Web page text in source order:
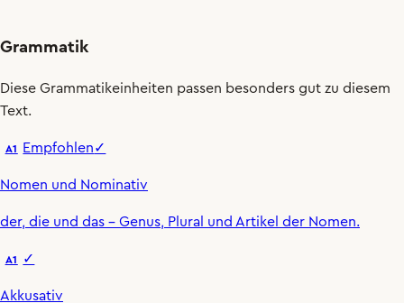
Grammatik
Diese Grammatikeinheiten passen besonders gut zu diesem
Text.
A1 Empfohlen✓
Nomen und Nominativ
der, die und das – Genus, Plural und Artikel der Nomen.
A1 ✓
Akkusativ